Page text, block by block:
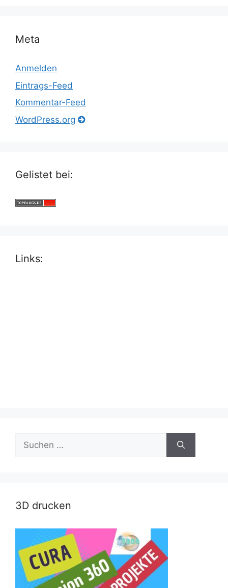
Meta
Anmelden
Eintrags-Feed
Kommentar-Feed
WordPress.org
Gelistet bei:
Links:
Suche
nach:
3D drucken